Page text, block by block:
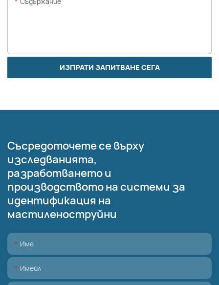
ИЗПРАТИ ЗАПИТВАНЕ СЕГА
Съсредоточете се върху
изследванията,
разработването и
производството на системи за
идентификация на
мастиленоструйни
Име
Имейл